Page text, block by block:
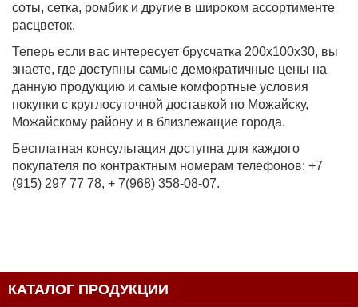
соты, сетка, ромбик и другие в широком ассортименте
расцветок.
Теперь если вас интересует брусчатка 200х100х30, вы
знаете, где доступны самые демократичные цены на
данную продукцию и самые комфортные условия
покупки с круглосуточной доставкой по Можайску,
Можайскому району и в близлежащие города.
Бесплатная консультация доступна для каждого
покупателя по контрактным номерам телефонов: +7
(915) 297 77 78, + 7(968) 358-08-07.
КАТАЛОГ ПРОДУКЦИИ